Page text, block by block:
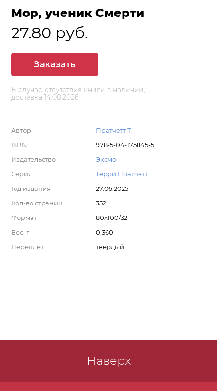
Мор, ученик Смерти
27.80 руб.
Заказать
В случае отсутствия книги в наличии,
доставка 14.08.2026
Автор
Пратчетт Т.
ISBN
978-5-04-175845-5
Издательство
Эксмо
Серия
Терри Пратчетт
Год издания
27.06.2025
Кол-во страниц
352
Формат
80x100/32
Вес, г
0.360
Переплет
твердый
Наверх